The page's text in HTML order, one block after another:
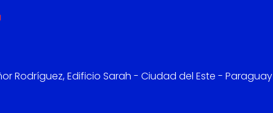
Rodríguez, Edificio Sarah - Ciudad del Este - Paraguay